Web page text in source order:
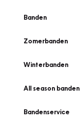
Banden
Zomerbanden
Winterbanden
All season banden
Bandenservice